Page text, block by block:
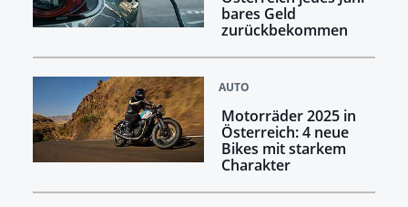
bares Geld
zurückbekommen
AUTO
Motorräder 2025 in
Österreich: 4 neue
Bikes mit starkem
Charakter